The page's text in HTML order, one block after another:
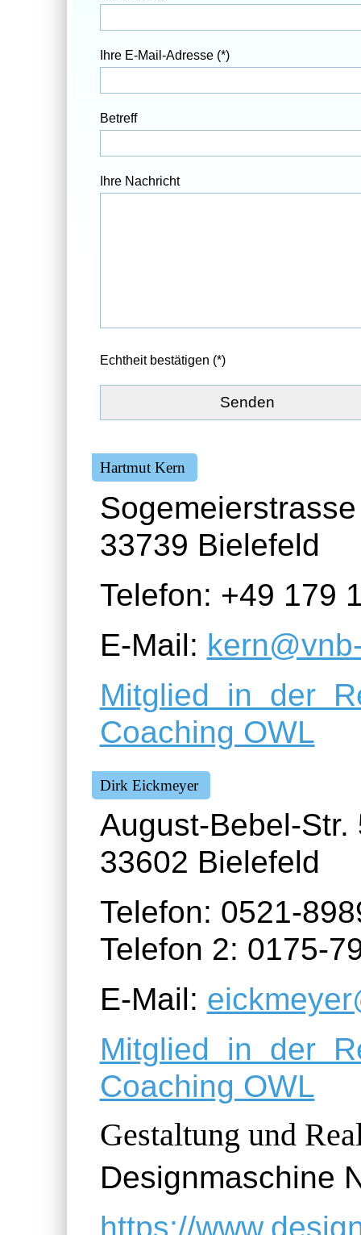
Ihre E-Mail-Adresse (*)
Betreff
Ihre Nachricht
Echtheit bestätigen (*)
Hartmut Kern
33739 Bielefeld
Telefon: +49 179
E-Mail:
Mitglied in der
Coaching OWL
Dirk Eickmeyer
August-Bebel-Str.
33602 Bielefeld
Telefon: 0521-
Telefon 2: 0175-
E-Mail:
Mitglied in der
Coaching OWL
Gestaltung und
Designmaschine
https://